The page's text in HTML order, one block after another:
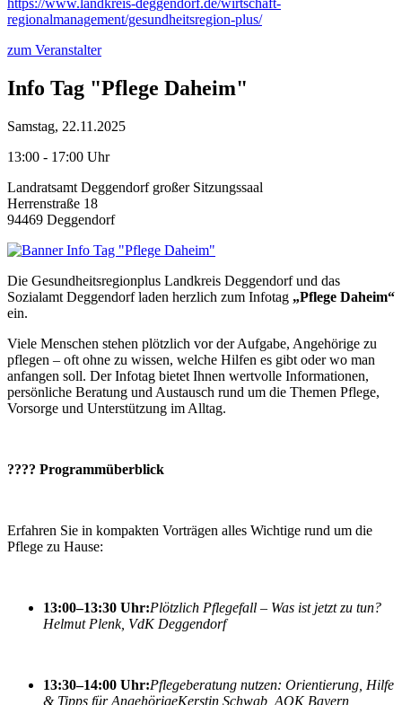
https://www.landkreis-deggendorf.de/wirtschaft-
regionalmanagement/gesundheitsregion-plus/
zum Veranstalter
Info Tag "Pflege Daheim"
Samstag, 22.11.2025
13:00 - 17:00 Uhr
Landratsamt Deggendorf großer Sitzungssaal
Herrenstraße 18
94469 Deggendorf
Die Gesundheitsregionplus Landkreis Deggendorf und das
Sozialamt Deggendorf laden herzlich zum Infotag „Pflege Daheim“
ein.
Viele Menschen stehen plötzlich vor der Aufgabe, Angehörige zu
pflegen – oft ohne zu wissen, welche Hilfen es gibt oder wo man
anfangen soll. Der Infotag bietet Ihnen wertvolle Informationen,
persönliche Beratung und Austausch rund um die Themen Pflege,
Vorsorge und Unterstützung im Alltag.
???? Programmüberblick
Erfahren Sie in kompakten Vorträgen alles Wichtige rund um die
Pflege zu Hause:
13:00–13:30 Uhr:Plötzlich Pflegefall – Was ist jetzt zu tun?
Helmut Plenk, VdK Deggendorf
13:30–14:00 Uhr:Pflegeberatung nutzen: Orientierung, Hilfe
& Tipps für AngehörigeKerstin Schwab, AOK Bayern